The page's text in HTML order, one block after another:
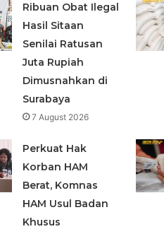
Ribuan Obat Ilegal
Hasil Sitaan
Senilai Ratusan
Juta Rupiah
Dimusnahkan di
Surabaya
7 August 2026
Perkuat Hak
Korban HAM
Berat, Komnas
HAM Usul Badan
Khusus